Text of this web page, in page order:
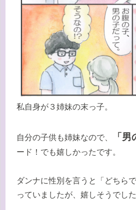
私自身が３姉妹の末っ子。
自分の子供も姉妹なので、 「男
ード！でも嬉しかったです。
ダンナに性別を言うと「どちら
っていましたが、嬉しそうでした